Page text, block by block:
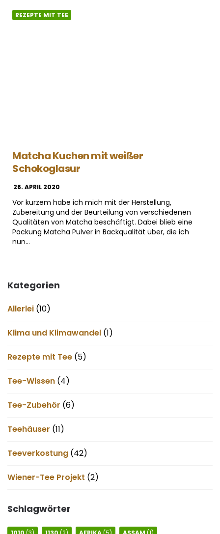
REZEPTE MIT TEE
Matcha Kuchen mit weißer
Schokoglasur
26. APRIL 2020
Vor kurzem habe ich mich mit der Herstellung,
Zubereitung und der Beurteilung von verschiedenen
Qualitäten von Matcha beschäftigt. Dabei blieb eine
Packung Matcha Pulver in Backqualität über, die ich
nun…
Kategorien
Allerlei (10)
Klima und Klimawandel (1)
Rezepte mit Tee (5)
Tee-Wissen (4)
Tee-Zubehör (6)
Teehäuser (11)
Teeverkostung (42)
Wiener-Tee Projekt (2)
Schlagwörter